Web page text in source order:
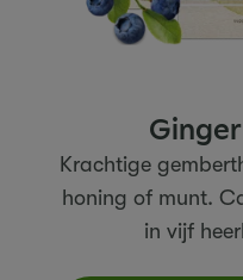
Krachtige
honing of munt.
in vijf